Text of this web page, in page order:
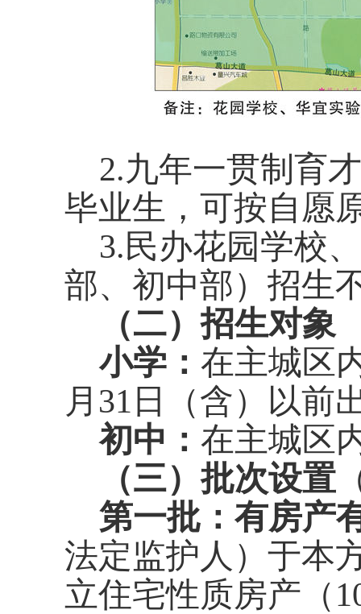
2.九年一贯制育
毕业生，可按自愿
3.民办花园学校
部、初中部）招生
（二）招生对象
小学： 在主城区
月 31 日 （含） 以前
初中 ： 在主城区
（三）批次设置
第一批： 有房产
法定监护人） 于本
立住宅性质房产（